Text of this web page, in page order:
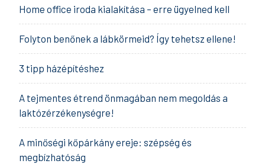
Home office iroda kialakítása – erre ügyelned kell
Folyton benőnek a lábkörmeid? Így tehetsz ellene!
3 tipp házépítéshez
A tejmentes étrend önmagában nem megoldás a
laktózérzékenységre!
A minőségi kőpárkány ereje: szépség és
megbízhatóság